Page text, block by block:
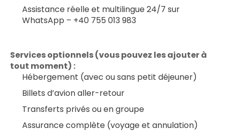
Assistance réelle et multilingue 24/7 sur
WhatsApp – +40 755 013 983
Services optionnels (vous pouvez les ajouter à
tout moment) :
Hébergement (avec ou sans petit déjeuner)
Billets d’avion aller-retour
Transferts privés ou en groupe
Assurance complète (voyage et annulation)